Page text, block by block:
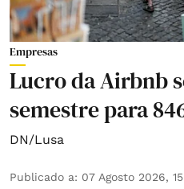
Empresas
Lucro da Airbnb
semestre para
DN/Lusa
Publicado a: 07 Agosto 2026,